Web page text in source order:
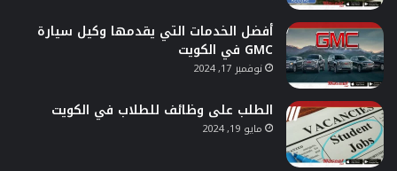
أفضل الخدمات التي يقدمها وكيل سيارة
GMC في الكويت
نوفمبر 17, 2024
الطلب على وظائف للطلاب في الكويت
مايو 19, 2024